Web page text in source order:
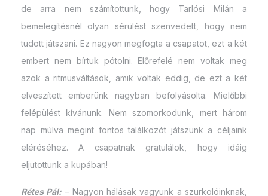
de arra nem számítottunk, hogy Tarlósi Milán a
bemelegítésnél olyan sérülést szenvedett, hogy nem
tudott játszani. Ez nagyon megfogta a csapatot, ezt a két
embert nem bírtuk pótolni. Előrefelé nem voltak meg
azok a ritmusváltások, amik voltak eddig, de ezt a két
elveszített emberünk nagyban befolyásolta. Mielőbbi
felépülést kívánunk. Nem szomorkodunk, mert három
nap múlva megint fontos találkozót játszunk a céljaink
eléréséhez. A csapatnak gratulálok, hogy idáig
eljutottunk a kupában!
Rétes Pál: – Nagyon hálásak vagyunk a szurkolóinknak,